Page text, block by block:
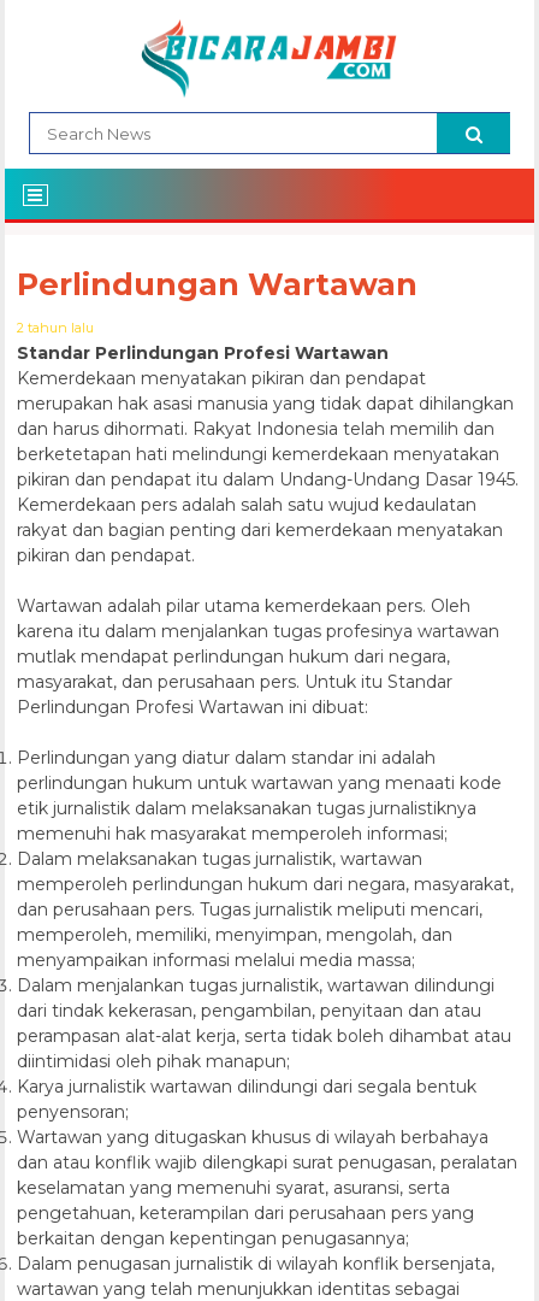
Perlindungan Wartawan
2 tahun lalu
Standar Perlindungan Profesi Wartawan
Kemerdekaan menyatakan pikiran dan pendapat
merupakan hak asasi manusia yang tidak dapat dihilangkan
dan harus dihormati. Rakyat Indonesia telah memilih dan
berketetapan hati melindungi kemerdekaan menyatakan
pikiran dan pendapat itu dalam Undang-Undang Dasar 1945.
Kemerdekaan pers adalah salah satu wujud kedaulatan
rakyat dan bagian penting dari kemerdekaan menyatakan
pikiran dan pendapat.
Wartawan adalah pilar utama kemerdekaan pers. Oleh
karena itu dalam menjalankan tugas profesinya wartawan
mutlak mendapat perlindungan hukum dari negara,
masyarakat, dan perusahaan pers. Untuk itu Standar
Perlindungan Profesi Wartawan ini dibuat:
Perlindungan yang diatur dalam standar ini adalah
perlindungan hukum untuk wartawan yang menaati kode
etik jurnalistik dalam melaksanakan tugas jurnalistiknya
memenuhi hak masyarakat memperoleh informasi;
Dalam melaksanakan tugas jurnalistik, wartawan
memperoleh perlindungan hukum dari negara, masyarakat,
dan perusahaan pers. Tugas jurnalistik meliputi mencari,
memperoleh, memiliki, menyimpan, mengolah, dan
menyampaikan informasi melalui media massa;
Dalam menjalankan tugas jurnalistik, wartawan dilindungi
dari tindak kekerasan, pengambilan, penyitaan dan atau
perampasan alat-alat kerja, serta tidak boleh dihambat atau
diintimidasi oleh pihak manapun;
Karya jurnalistik wartawan dilindungi dari segala bentuk
penyensoran;
Wartawan yang ditugaskan khusus di wilayah berbahaya
dan atau konflik wajib dilengkapi surat penugasan, peralatan
keselamatan yang memenuhi syarat, asuransi, serta
pengetahuan, keterampilan dari perusahaan pers yang
berkaitan dengan kepentingan penugasannya;
Dalam penugasan jurnalistik di wilayah konflik bersenjata,
wartawan yang telah menunjukkan identitas sebagai